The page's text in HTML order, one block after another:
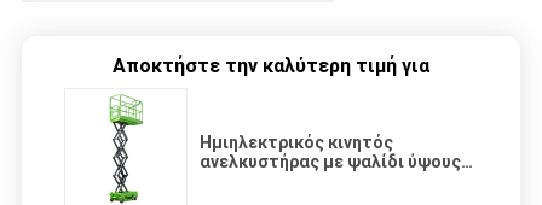
Αποκτήστε την καλύτερη τιμή για
Ημιηλεκτρικός κινητός
ανελκυστήρας με ψαλίδι ύψους